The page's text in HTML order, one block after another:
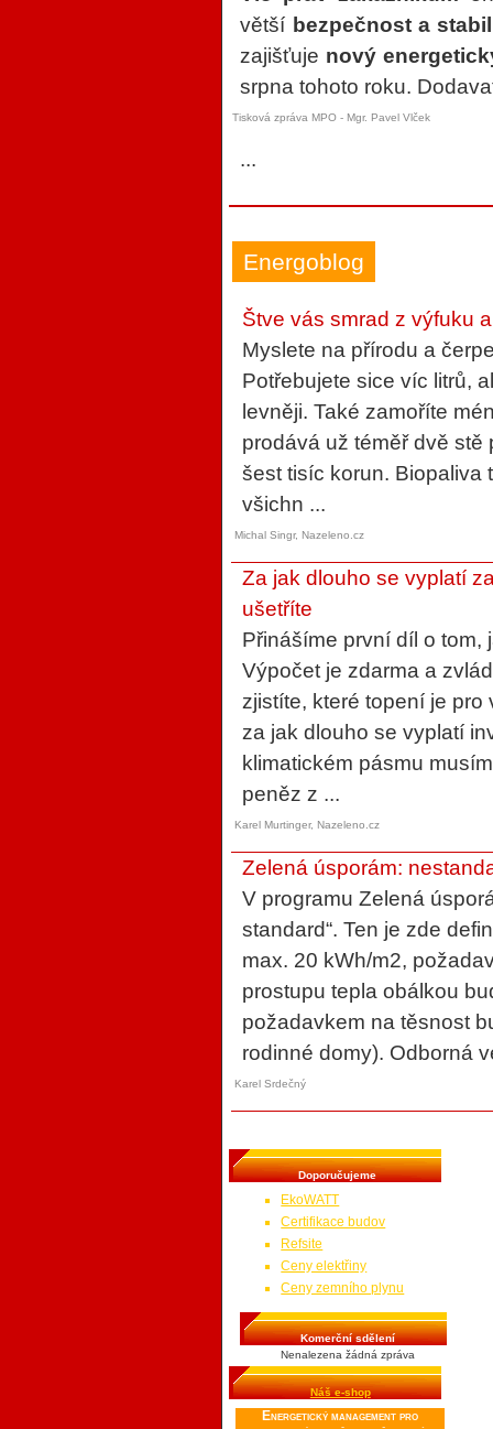
větší bezpečnost a
zajišťuje nový
srpna tohoto roku.
Tisková zpráva MPO - Mgr. Pavel Vlček
...
Energoblog
Štve vás smrad z výfuku
Myslete na přírodu a
Potřebujete sice víc litrů,
levněji. Také zamoříte
prodává už téměř dvě
šest tisíc korun. Biopaliva
všichn ...
Michal Singr, Nazeleno.cz
Za jak dlouho se vyplatí
ušetříte
Přinášíme první díl o tom,
Výpočet je zdarma a
zjistíte, které topení je
za jak dlouho se vyplatí
klimatickém pásmu
peněz z ...
Karel Murtinger, Nazeleno.cz
Zelená úsporám:
V programu Zelená
standard“. Ten je zde
max. 20 kWh/m2,
prostupu tepla obálkou
požadavkem na těsnost
rodinné domy). Odborná
Karel Srdečný
Doporučujeme
EkoWATT
Certifikace budov
Refsite
Ceny elektřiny
Ceny zemního plynu
Komerční sdělení
Nenalezena žádná zpráva
Náš e-shop
Energetický management pro